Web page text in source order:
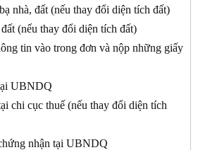
nhà, đất (nếu thay đổi diện tích đất)
(nếu thay đổi diện tích đất)
tin vào trong đơn và nộp những giấy
UBNDQ
chi cục thuế (nếu thay đổi diện tích
nhận tại UBNDQ